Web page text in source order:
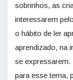
sobrinhos, as
interessarem
o hábito de ler
aprendizado, na
se expressarem.
para esse tema,